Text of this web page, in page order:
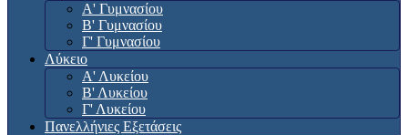
Α' Γυμνασίου
Β' Γυμνασίου
Γ' Γυμνασίου
Λύκειο
Α' Λυκείου
Β' Λυκείου
Γ' Λυκείου
Πανελλήνιες Εξετάσεις